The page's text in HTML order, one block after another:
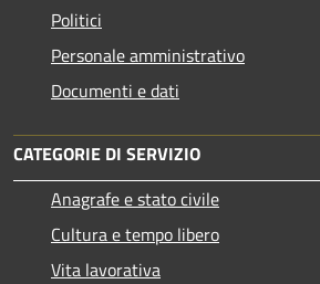
Politici
Personale amministrativo
Documenti e dati
CATEGORIE DI SERVIZIO
Anagrafe e stato civile
Cultura e tempo libero
Vita lavorativa